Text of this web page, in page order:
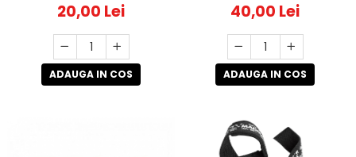
20,00 Lei
ADAUGA IN COS
40,00 Lei
ADAUGA IN COS